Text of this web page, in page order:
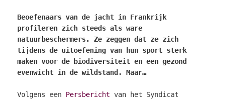
Beoefenaars van de jacht in Frankrijk
profileren zich steeds als ware
natuurbeschermers. Ze zeggen dat ze zich
tijdens de uitoefening van hun sport sterk
maken voor de biodiversiteit en een gezond
evenwicht in de wildstand. Maar…
Volgens een Persbericht van het Syndicat